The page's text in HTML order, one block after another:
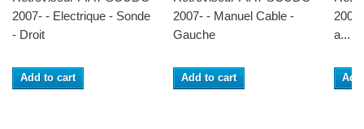
2007- - Electrique - Sonde
- Droit
Add to cart
2007- - Manuel Cable -
Gauche
Add to cart
a...